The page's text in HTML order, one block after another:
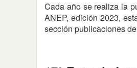
Cada año se realiza la
ANEP, edición 2023,
sección publicaciones